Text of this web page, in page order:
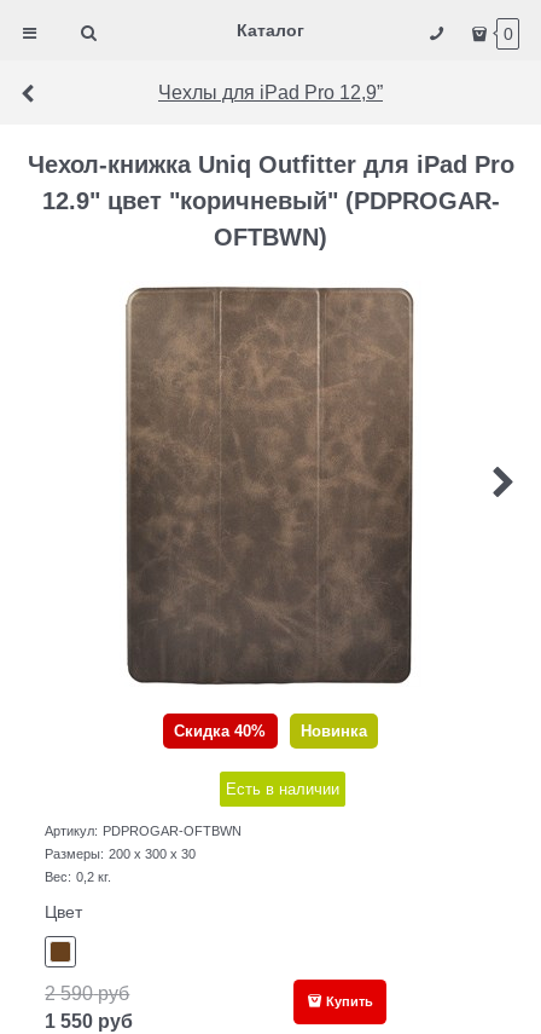
Каталог 0
Чехлы для iPad Pro 12,9”
Чехол-книжка Uniq Outfitter для iPad Pro
12.9" цвет "коричневый" (PDPROGAR-
OFTBWN)
Скидка 40% Новинка
Есть в наличии
Артикул: PDPROGAR-OFTBWN
Размеры: 200 x 300 x 30
Вес: 0,2 кг.
Цвет
2 590 руб
1 550 руб
Купить